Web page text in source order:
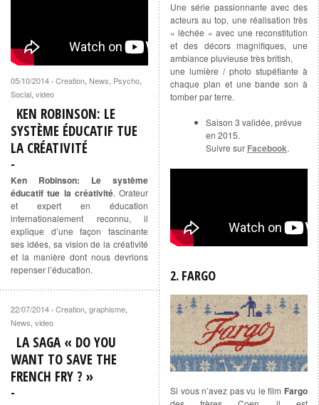
Une série passionnante avec des
acteurs au top, une réalisation très
« lèchée » avec une reconstitution
et des décors magnifiques, une
ambiance pluvieuse très british,
une lumière / photo stupéfiante à
chaque plan et une bande son à
tomber par terre.
Saison 3 validée, prévue
en 2015.
Suivre sur Facebook.
2. FARGO
Si vous n’avez pas vu le film Fargo
05/10/2014 · Creation, News, Psycho,
Social, video
KEN ROBINSON: LE
SYSTÈME ÉDUCATIF TUE
LA CRÉATIVITÉ
Ken Robinson: Le système
éducatif tue la créativité. Orateur
et expert en éducation
internationalement reconnu, il
explique d’une façon fascinante
ses idées, sa vision de la créativité
et la manière dont nous devrions
repenser l’éducation.
22/07/2014 · Creation, graphisme,
News, video
LA SAGA « DO YOU
WANT TO SAVE THE
FRENCH FRY ? »